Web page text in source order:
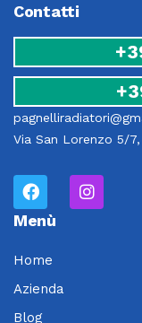
Contatti
Via San Lorenzo 5/7,
Menù
Home
Azienda
Blog